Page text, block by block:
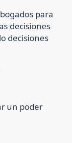
para
decisiones
decisiones
un poder